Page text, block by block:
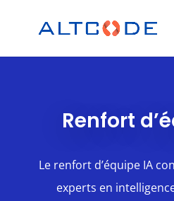
Renfort
Le renfort d’équipe IA
experts en